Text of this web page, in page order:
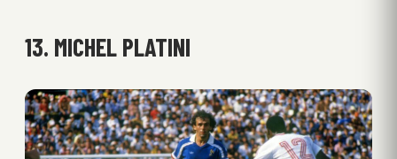
13. MICHEL PLATINI